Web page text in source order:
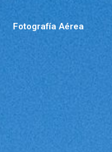
Fotografía Aérea